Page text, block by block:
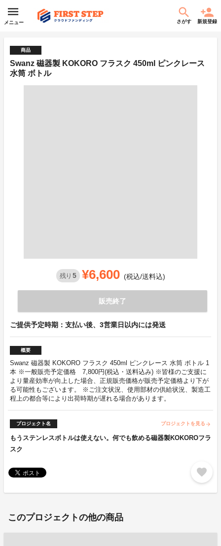
メニュー さがす 新規登録
商品
Swanz 磁器製 KOKORO フラスク 450ml ピンクレース
水筒 ボトル
残り 5 ¥6,600 (税込/送料込)
販売終了
ご提供予定時期：支払い後、3営業日以内には発送
概要
Swanz 磁器製 KOKORO フラスク 450ml ピンクレース 水筒 ボトル 1
本 ※一般販売予定価格 7,800円(税込・送料込み) ※皆様のご支援に
より量産効率が向上した場合、正規販売価格が販売予定価格より下が
る可能性もございます。 ※ご注文状況、使用部材の供給状況、製造工
程上の都合等により出荷時期が遅れる場合があります。
プロジェクト名 プロジェクトを見る arrow_forward
もうステンレスボトルは使えない。何でも飲める磁器製KOKOROフラ
スク
favorite
このプロジェクトの他の商品